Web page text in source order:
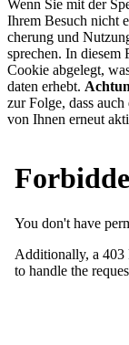
Wenn Sie mit der
Ihrem Besuch nicht
che­rung und
spre­chen. In
Cookie abgelegt,
da­ten erhebt.
zur Folge, dass
von Ihnen erneut